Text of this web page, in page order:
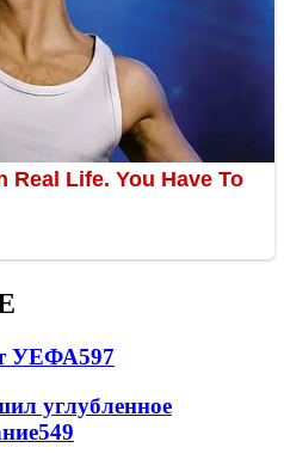
УЕФА597
углубленное
549